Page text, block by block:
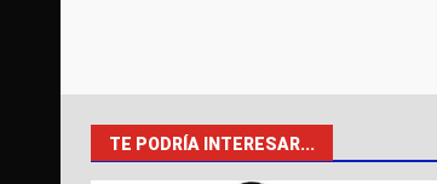
TE PODRÍA INTERESAR...